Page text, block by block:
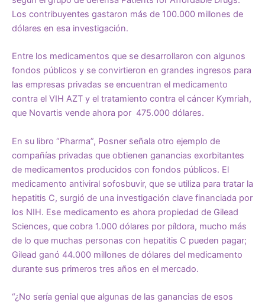
Los contribuyentes gastaron más de 100.000 millones de
dólares en esa investigación.
Entre los medicamentos que se desarrollaron con algunos
fondos públicos y se convirtieron en grandes ingresos para
las empresas privadas se encuentran el medicamento
contra el VIH AZT y el tratamiento contra el cáncer Kymriah,
que Novartis vende ahora por 475.000 dólares.
En su libro “Pharma”, Posner señala otro ejemplo de
compañías privadas que obtienen ganancias exorbitantes
de medicamentos producidos con fondos públicos. El
medicamento antiviral sofosbuvir, que se utiliza para tratar la
hepatitis C, surgió de una investigación clave financiada por
los NIH. Ese medicamento es ahora propiedad de Gilead
Sciences, que cobra 1.000 dólares por píldora, mucho más
de lo que muchas personas con hepatitis C pueden pagar;
Gilead ganó 44.000 millones de dólares del medicamento
durante sus primeros tres años en el mercado.
“¿No sería genial que algunas de las ganancias de esos